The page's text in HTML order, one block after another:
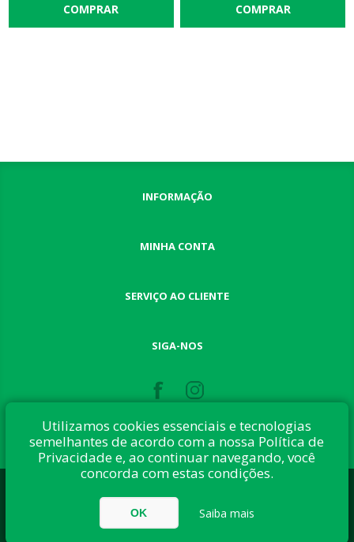
INFORMAÇÃO
MINHA CONTA
SERVIÇO AO CLIENTE
SIGA-NOS
Desenvolvido com:nopCommerce
Direitos autorais © 2026 Button Shop. Todos direitos reservados.
Utilizamos cookies essenciais e tecnologias
semelhantes de acordo com a nossa Política de
Privacidade e, ao continuar navegando, você
concorda com estas condições.
OK Saiba mais